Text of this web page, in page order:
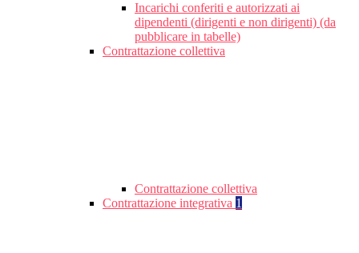
Incarichi conferiti e autorizzati ai
dipendenti (dirigenti e non dirigenti) (da
pubblicare in tabelle)
Contrattazione collettiva
Contrattazione collettiva
Contrattazione integrativa 1